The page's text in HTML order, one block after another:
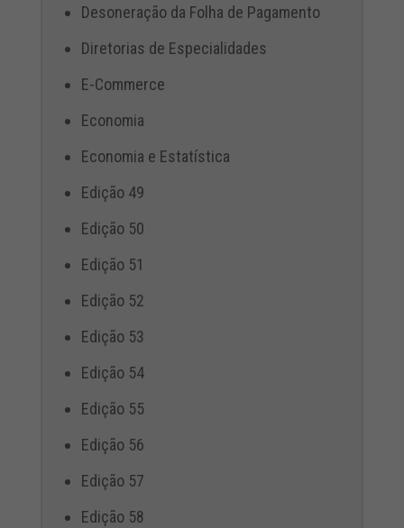
Desoneração da Folha de Pagamento
Diretorias de Especialidades
E-Commerce
Economia
Economia e Estatística
Edição 49
Edição 50
Edição 51
Edição 52
Edição 53
Edição 54
Edição 55
Edição 56
Edição 57
Edição 58